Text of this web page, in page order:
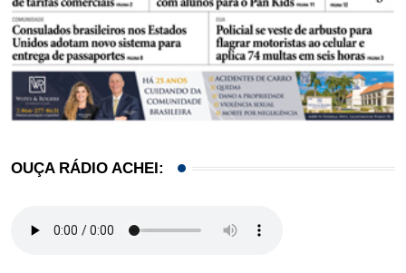
OUÇA RÁDIO ACHEI: